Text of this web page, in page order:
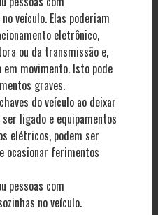
veículo. Elas poderiam
eletrônico,
ou da transmissão e,
movimento. Isto pode
graves.
do veículo ao deixar
ligado e equipamentos
elétricos, podem ser
ocasionar ferimentos
pessoas com
no veículo.